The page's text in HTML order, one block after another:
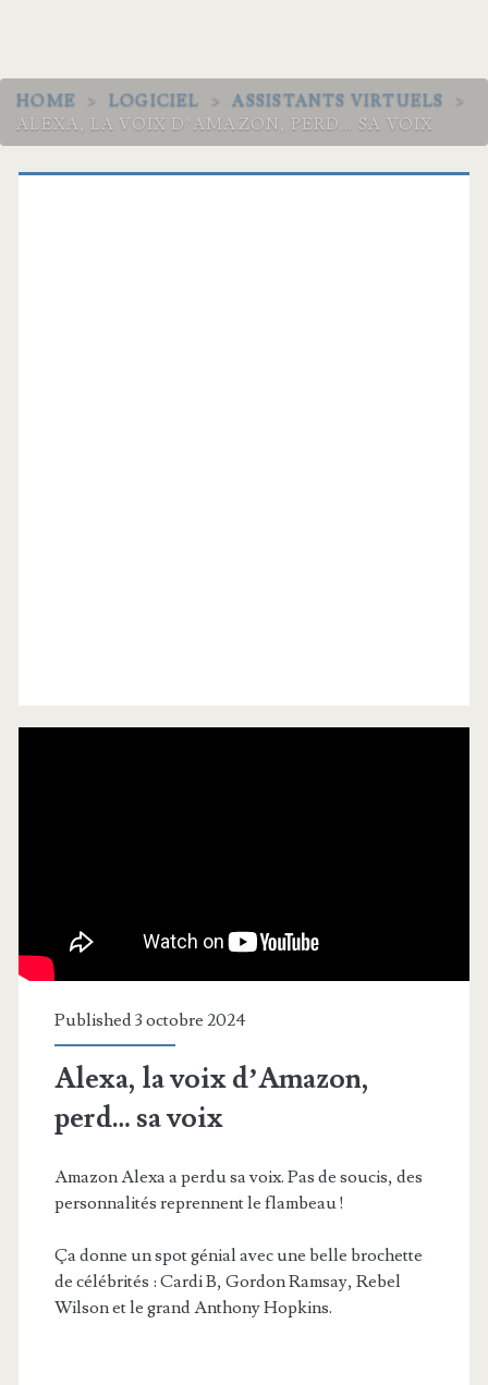
HOME > LOGICIEL > ASSISTANTS VIRTUELS
>
ALEXA, LA VOIX D’AMAZON, PERD… SA VOIX
Published 3 octobre 2024
Alexa, la voix d’Amazon,
perd… sa voix
Amazon Alexa a perdu sa voix. Pas de soucis, des
personnalités reprennent le flambeau !
Ça donne un spot génial avec une belle brochette
de célébrités : Cardi B, Gordon Ramsay, Rebel
Wilson et le grand Anthony Hopkins.